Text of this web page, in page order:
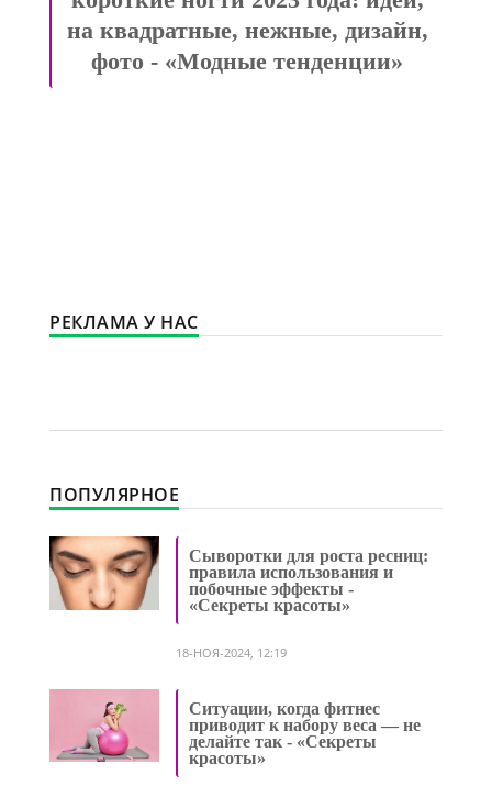
на квадратные, нежные, дизайн,
фото - «Модные тенденции»
РЕКЛАМА У НАС
ПОПУЛЯРНОЕ
Сыворотки для роста ресниц:
правила использования и
побочные эффекты -
«Секреты красоты»
18-НОЯ-2024, 12:19
Ситуации, когда фитнес
приводит к набору веса — не
делайте так - «Секреты
красоты»